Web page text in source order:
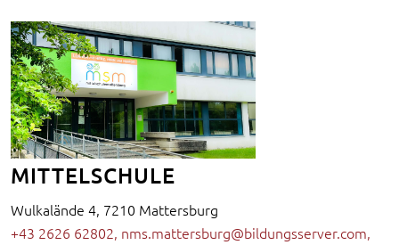
MITTELSCHULE
Wulkalände 4, 7210 Mattersburg
+43 2626 62802, nms.mattersburg@bildungsserver.com,